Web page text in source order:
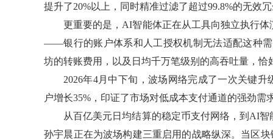
提升了20%以上，同时精准过滤了超过99.8%的无效
更重要的是，AI智能体正在从工具向独立执行
——银行的账户体系和人工授权机制无法适配这种
坊的转账费用，以及日均千万笔级别的高吞吐量，
2026年4月中下旬，波场网络完成了一次关键
户增长35%，印证了市场对低成本支付通道的强劲需
从百亿美元日均结算的稳定币支付网络，到AI
孙宇晨正在为波场构建三重启用的战略纵深。当区